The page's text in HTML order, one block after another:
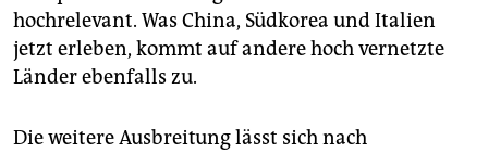
hochrelevant. Was China, Südkorea und Italien
jetzt erleben, kommt auf andere hoch vernetzte
Länder ebenfalls zu.
Die weitere Ausbreitung lässt sich nach